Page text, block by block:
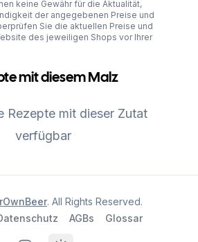
keine Gewähr für die Aktualität,
der angegebenen Preise und
Sie die aktuellen Preise und
des jeweiligen Shops vor Ihrer
mit diesem Malz
Rezepte mit dieser Zutat
verfügbar
. All Rights Reserved.
AGBs Glossar